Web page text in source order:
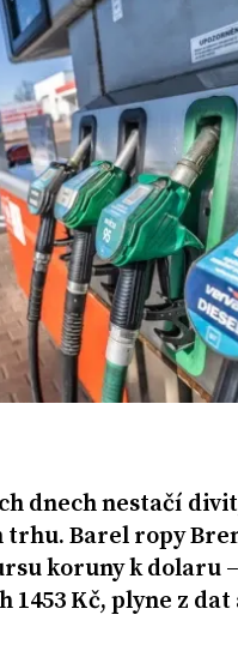
dnech nestačí
trhu. Barel ropy
koruny k dolaru
1453 Kč, plyne z